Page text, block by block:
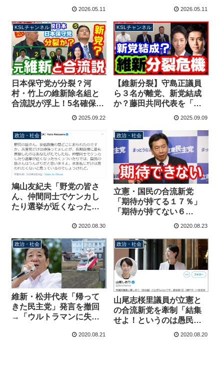
【KSLチャンネル】
2026.05.11
阻止の全内幕、小沢一郎
備？【KSLチャンネル】
2026.05.11
KSLチャンネル
日本保守党が分裂？河
村・竹上の維新除名組と
合流説が浮上！5名確保で
国政新党が誕生か【KSL
2025.09.22
KSLチャンネル
【維新分裂】守島正議員
ら３名が離党、新党結成
か？藤田共同代表を「二
枚舌」と批判！亀裂は決
2025.09.09
政治・社会
鳩山友紀夫「野党の皆さ
ん、仲間同士でケンカし
たり選挙が近くなったら
の皆さんはうんざりだと
思いますよ」
2020.08.30
政治・社会
立憲・国民の合流新党
「期待が持てる１７％」
「期待が持てない６
８％」毎日新聞が無慈悲
2020.08.23
政治・社会
維新・松井代表「帰って
きた民主党」発言を撤回
→「ウルトラマンに失礼
党、そもそも民主党、2020.08.21
政治・社会
山尾志桜里議員が立憲と
の合流新党を牽制「結集
せよ！というのは愚民思
想、努力不足を国民に責
2020.08.20